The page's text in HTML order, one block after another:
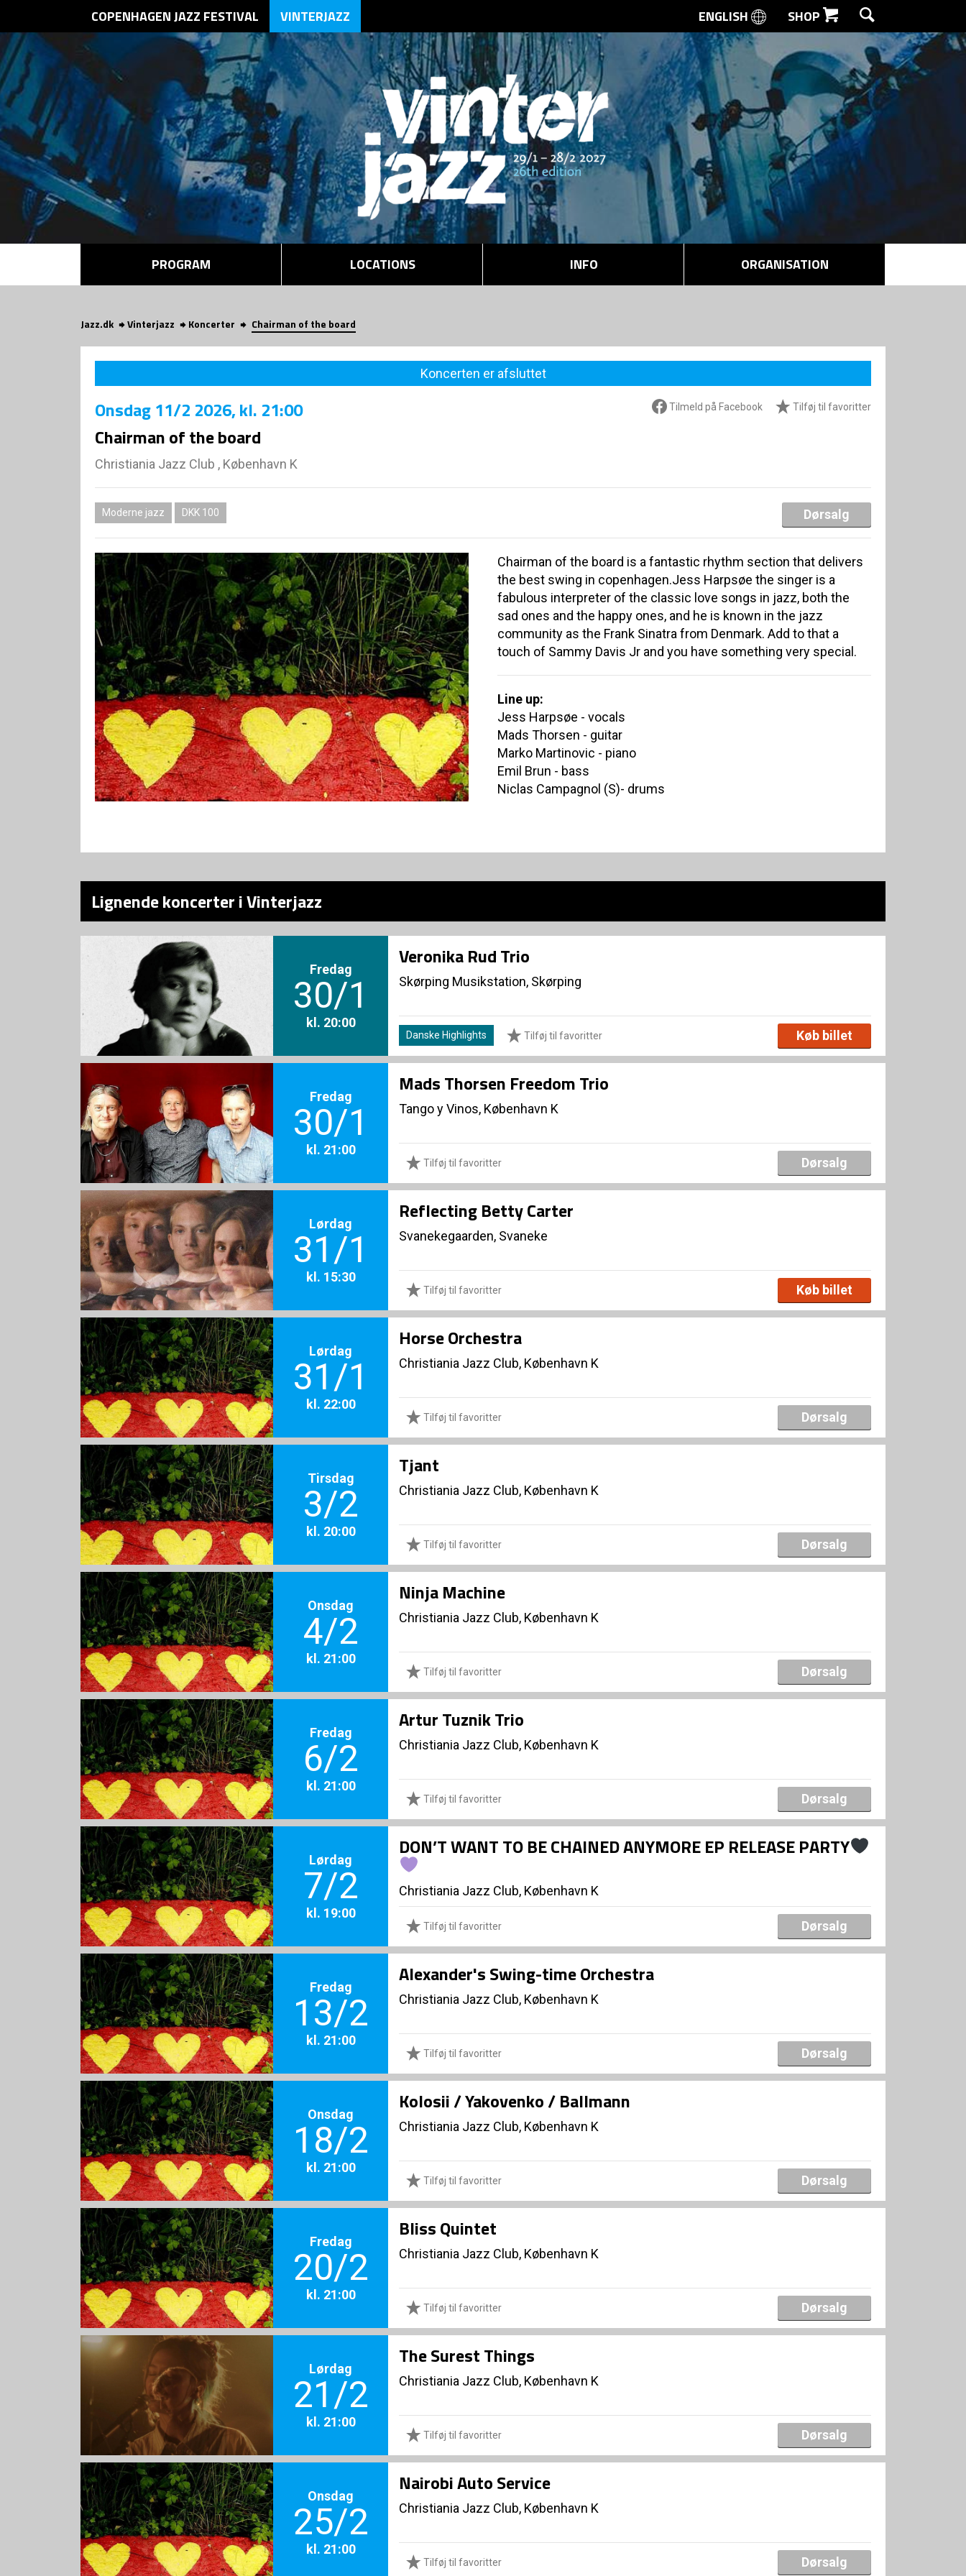
SØG
COPENHAGEN JAZZ FESTIVAL VINTERJAZZ ENGLISH SHOP
PROGRAM LOCATIONS INFO ORGANISATION
Jazz.dk Vinterjazz Koncerter Chairman of the board
Koncerten er afsluttet
Tilmeld på Facebook Tilføj til favoritter
Onsdag11/2 2026, kl. 21:00
Chairman of the board
Christiania Jazz Club , København K
Moderne jazz DKK 100 Dørsalg
Chairman of the board is a fantastic rhythm section that delivers
the best swing in copenhagen.Jess Harpsøe the singer is a
fabulous interpreter of the classic love songs in jazz, both the
sad ones and the happy ones, and he is known in the jazz
community as the Frank Sinatra from Denmark. Add to that a
touch of Sammy Davis Jr and you have something very special.
Line up:
Jess Harpsøe - vocals
Mads Thorsen - guitar
Marko Martinovic - piano
Emil Brun - bass
Niclas Campagnol (S)- drums
Lignende koncerter i Vinterjazz
Fredag
30/1
kl. 20:00
Veronika Rud Trio
Skørping Musikstation, Skørping
Danske Highlights Tilføj til favoritter Køb billet
Fredag
30/1
kl. 21:00
Mads Thorsen Freedom Trio
Tango y Vinos, København K
Tilføj til favoritter Dørsalg
Lørdag
31/1
kl. 15:30
Reflecting Betty Carter
Svanekegaarden, Svaneke
Tilføj til favoritter Køb billet
Lørdag
31/1
kl. 22:00
Horse Orchestra
Christiania Jazz Club, København K
Tilføj til favoritter Dørsalg
Tirsdag
3/2
kl. 20:00
Tjant
Christiania Jazz Club, København K
Tilføj til favoritter Dørsalg
Onsdag
4/2
kl. 21:00
Ninja Machine
Christiania Jazz Club, København K
Tilføj til favoritter Dørsalg
Fredag
6/2
kl. 21:00
Artur Tuznik Trio
Christiania Jazz Club, København K
Tilføj til favoritter Dørsalg
Lørdag
7/2
kl. 19:00
DON’T WANT TO BE CHAINED ANYMORE EP RELEASE PARTY
Christiania Jazz Club, København K
Tilføj til favoritter Dørsalg
Fredag
13/2
kl. 21:00
Alexander's Swing-time Orchestra
Christiania Jazz Club, København K
Tilføj til favoritter Dørsalg
Onsdag
18/2
kl. 21:00
Kolosii / Yakovenko / Ballmann
Christiania Jazz Club, København K
Tilføj til favoritter Dørsalg
Fredag
20/2
kl. 21:00
Bliss Quintet
Christiania Jazz Club, København K
Tilføj til favoritter Dørsalg
Lørdag
21/2
kl. 21:00
The Surest Things
Christiania Jazz Club, København K
Tilføj til favoritter Dørsalg
Onsdag
25/2
kl. 21:00
Nairobi Auto Service
Christiania Jazz Club, København K
Tilføj til favoritter Dørsalg